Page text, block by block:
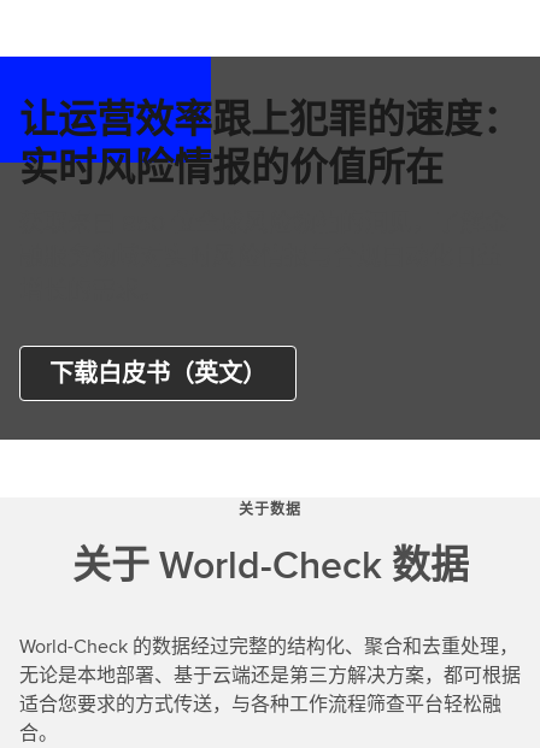
让运营效率跟上犯罪的速度：
实时风险情报的价值所在
下载白皮书（英文）
关于数据
关于 World-Check 数据
World-Check 的数据经过完整的结构化、聚合和去重处理，
无论是本地部署、基于云端还是第三方解决方案，都可根据
适合您要求的方式传送，与各种工作流程筛查平台轻松融
合。